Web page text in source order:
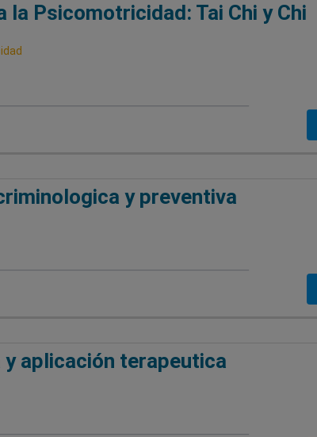
la Psicomotricidad: Tai Chi y Chi
y preventiva
aplicación terapeutica